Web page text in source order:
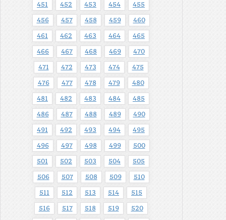
451 452 453 454 455
456 457 458 459 460
461 462 463 464 465
466 467 468 469 470
471 472 473 474 475
476 477 478 479 480
481 482 483 484 485
486 487 488 489 490
491 492 493 494 495
496 497 498 499 500
501 502 503 504 505
506 507 508 509 510
511 512 513 514 515
516 517 518 519 520